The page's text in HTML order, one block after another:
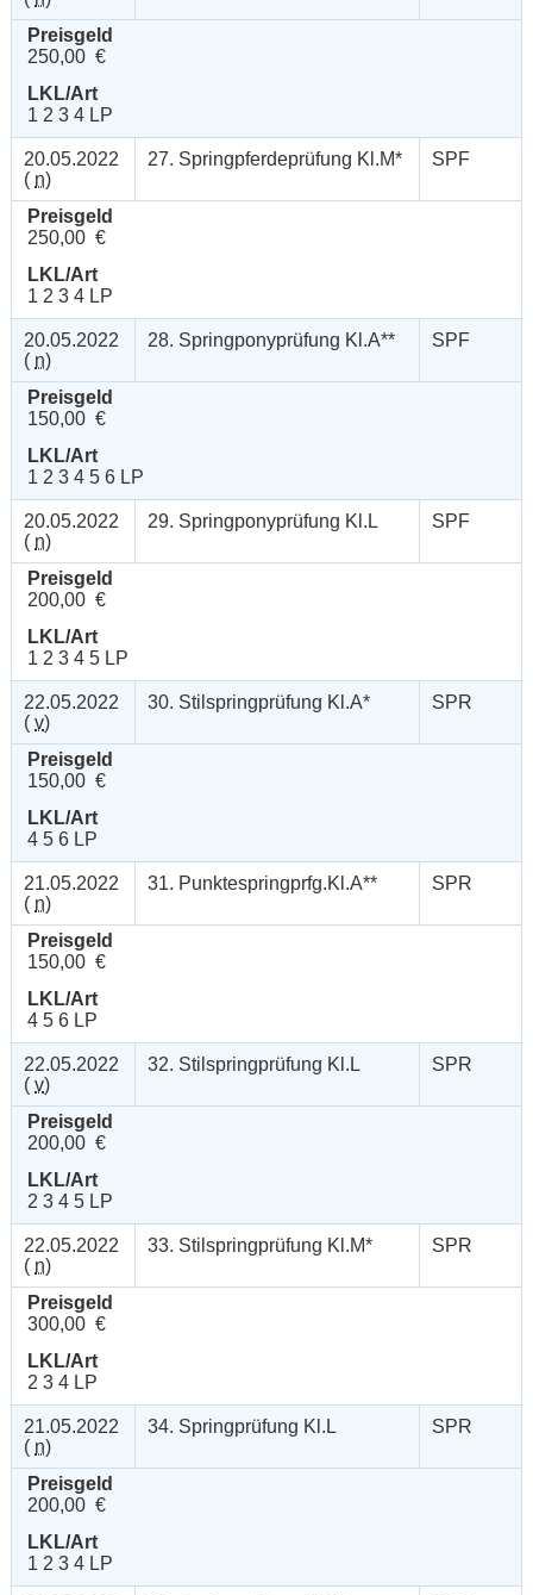
Preisgeld
250,00 €
LKL/Art
1 2 3 4 LP
20.05.2022
( n)
27. Springpferdeprüfung Kl.M* SPF
Preisgeld
250,00 €
LKL/Art
1 2 3 4 LP
20.05.2022
( n)
28. Springponyprüfung Kl.A** SPF
Preisgeld
150,00 €
LKL/Art
1 2 3 4 5 6 LP
20.05.2022
( n)
29. Springponyprüfung Kl.L SPF
Preisgeld
200,00 €
LKL/Art
1 2 3 4 5 LP
22.05.2022
( v)
30. Stilspringprüfung Kl.A* SPR
Preisgeld
150,00 €
LKL/Art
4 5 6 LP
21.05.2022
( n)
31. Punktespringprfg.Kl.A** SPR
Preisgeld
150,00 €
LKL/Art
4 5 6 LP
22.05.2022
( v)
32. Stilspringprüfung Kl.L SPR
Preisgeld
200,00 €
LKL/Art
2 3 4 5 LP
22.05.2022
( n)
33. Stilspringprüfung Kl.M* SPR
Preisgeld
300,00 €
LKL/Art
2 3 4 LP
21.05.2022
( n)
34. Springprüfung Kl.L SPR
Preisgeld
200,00 €
LKL/Art
1 2 3 4 LP